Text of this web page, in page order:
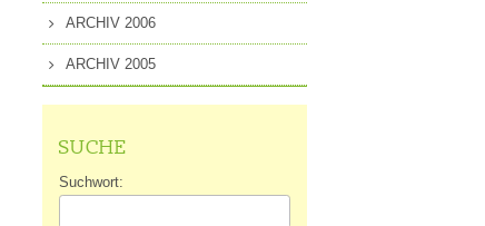
ARCHIV 2006
ARCHIV 2005
SUCHE
Suchwort: